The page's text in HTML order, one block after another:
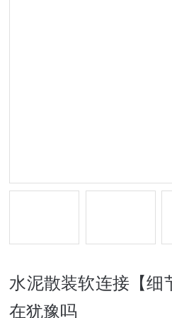
水泥散装软连接【细
在犹豫吗